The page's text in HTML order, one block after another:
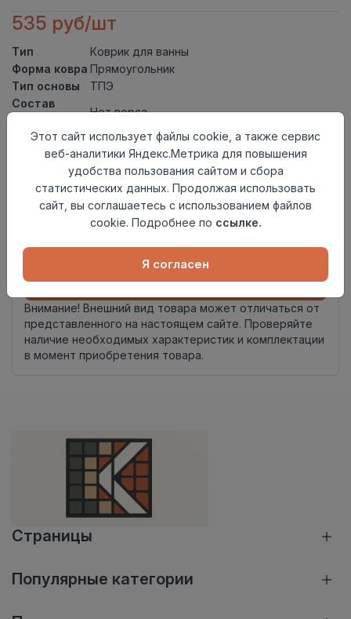
535 руб/шт
Тип
Коврик для ванны
Форма ковра Прямоугольник
Тип основы
ТПЭ
Состав
Нет ворса
Тип ворса
Нет ворса
Класс
21кл
0,6
Ширина
0,4
Страна
происхождения
Китай
Добавить в корзину
Внимание! Внешний вид товара может отличаться от
представленного на настоящем сайте. Проверяйте
наличие необходимых характеристик и комплектации
в момент приобретения товара.
Страницы
Популярные категории
Этот сайт использует файлы cookie, а также сервис
веб-аналитики Яндекс.Метрика для повышения
удобства пользования сайтом и сбора
статистических данных. Продолжая использовать
сайт, вы соглашаетесь с использованием файлов
cookie. Подробнее по ссылке.
Я согласен